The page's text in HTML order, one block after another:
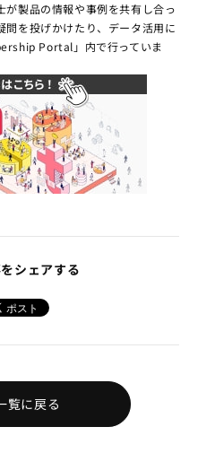
が製品の情報や事例を共有し合っ
を投げかけたり、 データ活用に
Portal」内で行っていま
シェアする
覧に戻る